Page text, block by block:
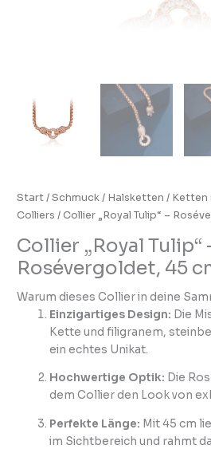
Start/Schmuck/ Halsketten / Ketten
Colliers / Collier „Royal Tulip“ –
Collier „Royal Tulip“
Rosévergoldet, 45
Warum dieses Collier in deine
Einzigartiges Design: Die
Kette und filigranem,
ein echtes Unikat.
Hochwertige Optik: Die
dem Collier den Look von
Perfekte Länge: Mit 45 cm
im Sichtbereich und rahmt